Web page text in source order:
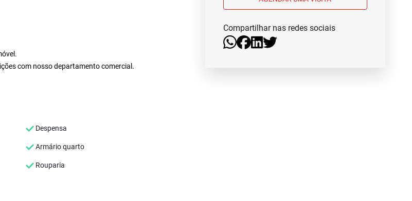
com nosso departamento comercial.
Despensa
Armário quarto
Rouparia
Compartilhar nas redes sociais